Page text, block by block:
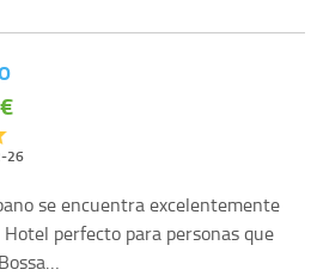
26
se encuentra excelentemente
perfecto para personas que